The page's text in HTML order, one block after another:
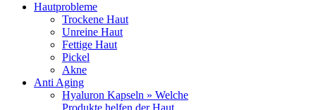
Hautprobleme
Trockene Haut
Unreine Haut
Fettige Haut
Pickel
Akne
Anti Aging
Hyaluron Kapseln » Welche